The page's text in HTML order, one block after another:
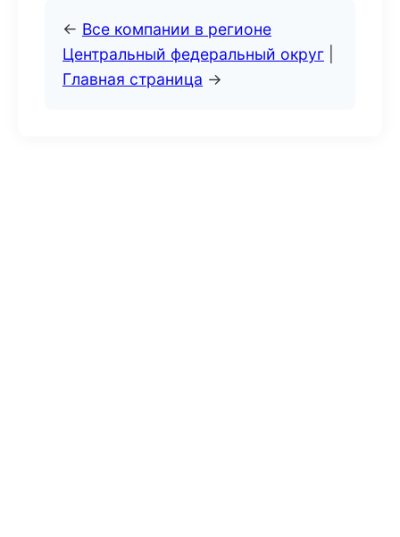
← Все компании в регионе
Центральный федеральный округ
Главная страница →